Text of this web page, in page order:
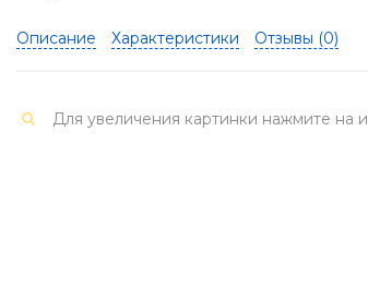
Описание Характеристики Отзывы (0)
Для увеличения картинки нажмите на